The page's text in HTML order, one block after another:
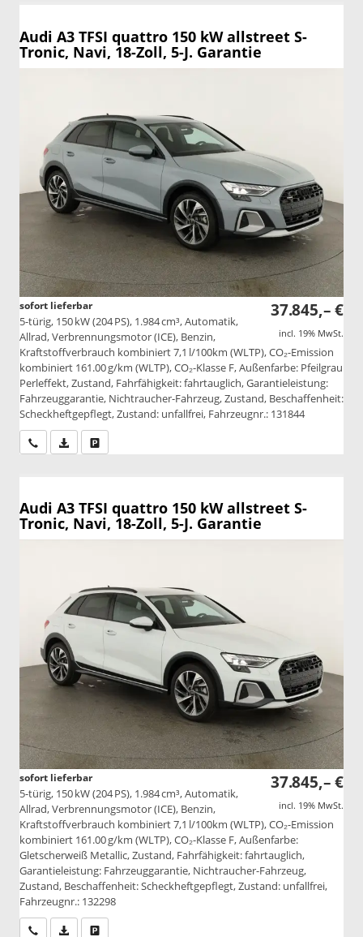
Audi A3 TFSI quattro 150 kW allstreet S-
Tronic, Navi, 18-Zoll, 5-J. Garantie
37.845,– €
incl. 19% MwSt.
sofort lieferbar
5-türig, 150 kW (204 PS), 1.984 cm³, Automatik,
Allrad, Verbrennungsmotor (ICE), Benzin,
Kraftstoffverbrauch kombiniert 7,1 l/100km (WLTP), CO₂-Emission
kombiniert 161.00 g/km (WLTP), CO₂-Klasse F, Außenfarbe: Pfeilgrau
Perleffekt, Zustand, Fahrfähigkeit: fahrtauglich, Garantieleistung:
Fahrzeuggarantie, Nichtraucher-Fahrzeug, Zustand, Beschaffenheit:
Scheckheftgepflegt, Zustand: unfallfrei, Fahrzeugnr.: 131844
Wir rufen Sie anPDF-Datei, Fahrzeugexposé drucken
Audi A3 TFSI quattro 150 kW allstreet S-
Tronic, Navi, 18-Zoll, 5-J. Garantie
37.845,– €
incl. 19% MwSt.
sofort lieferbar
5-türig, 150 kW (204 PS), 1.984 cm³, Automatik,
Allrad, Verbrennungsmotor (ICE), Benzin,
Kraftstoffverbrauch kombiniert 7,1 l/100km (WLTP), CO₂-Emission
kombiniert 161.00 g/km (WLTP), CO₂-Klasse F, Außenfarbe:
Gletscherweiß Metallic, Zustand, Fahrfähigkeit: fahrtauglich,
Garantieleistung: Fahrzeuggarantie, Nichtraucher-Fahrzeug,
Zustand, Beschaffenheit: Scheckheftgepflegt, Zustand: unfallfrei,
Fahrzeugnr.: 132298
Wir rufen Sie anPDF-Datei, Fahrzeugexposé drucken